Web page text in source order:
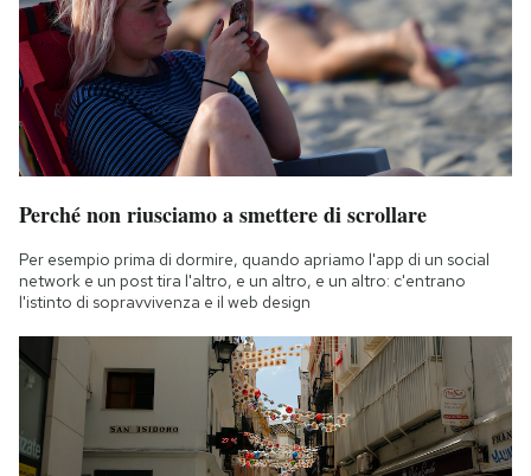
Perché non riusciamo a smettere di scrollare
Per esempio prima di dormire, quando apriamo l'app di un social
network e un post tira l'altro, e un altro, e un altro: c'entrano
l'istinto di sopravvivenza e il web design